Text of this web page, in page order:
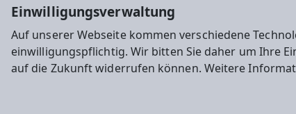
Einwilligungsverwaltung
Auf unserer Webseite kommen verschiedene
einwilligungspflichtig. Wir bitten Sie daher um Ihre
auf die Zukunft widerrufen können. Weitere